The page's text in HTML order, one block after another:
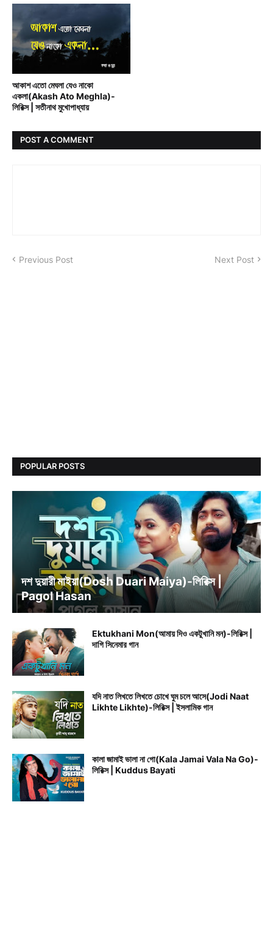
আকাশ এতো মেঘলা যেও নাকো
একলা(Akash Ato Meghla)-
লিরিক্স | সতীনাথ মুখোপাধ্যায়
POST A COMMENT
Previous Post Next Post
POPULAR POSTS
BENGALI SONG LYRICS
দশ দুয়ারী মাইয়া(Dosh Duari Maiya)-লিরিক্স |
Pagol Hasan
Ektukhani Mon(আমায় দিও একটুখানি মন)-লিরিক্স |
দাগি সিনেমার গান
যদি নাত লিখতে লিখতে চোখে ঘুম চলে আসে(Jodi Naat
Likhte Likhte)-লিরিক্স | ইসলামিক গান
কালা জামাই ভালা না গো(Kala Jamai Vala Na Go)-
লিরিক্স | Kuddus Bayati